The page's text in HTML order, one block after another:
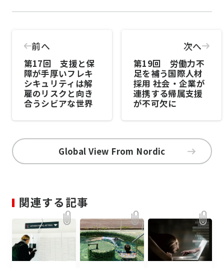
前へ
第17回 支援と保
障が手厚いフレキ
シキュリティは解
雇のリスクと向き
合うシビアな世界
次へ
第19回 労働力不
足を補う国際人材
採用 社会・企業が
連携する帰属支援
が不可欠に
Global View From Nordic
関連する記事